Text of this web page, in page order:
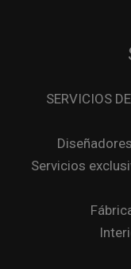
SERVICIOS
Servicios